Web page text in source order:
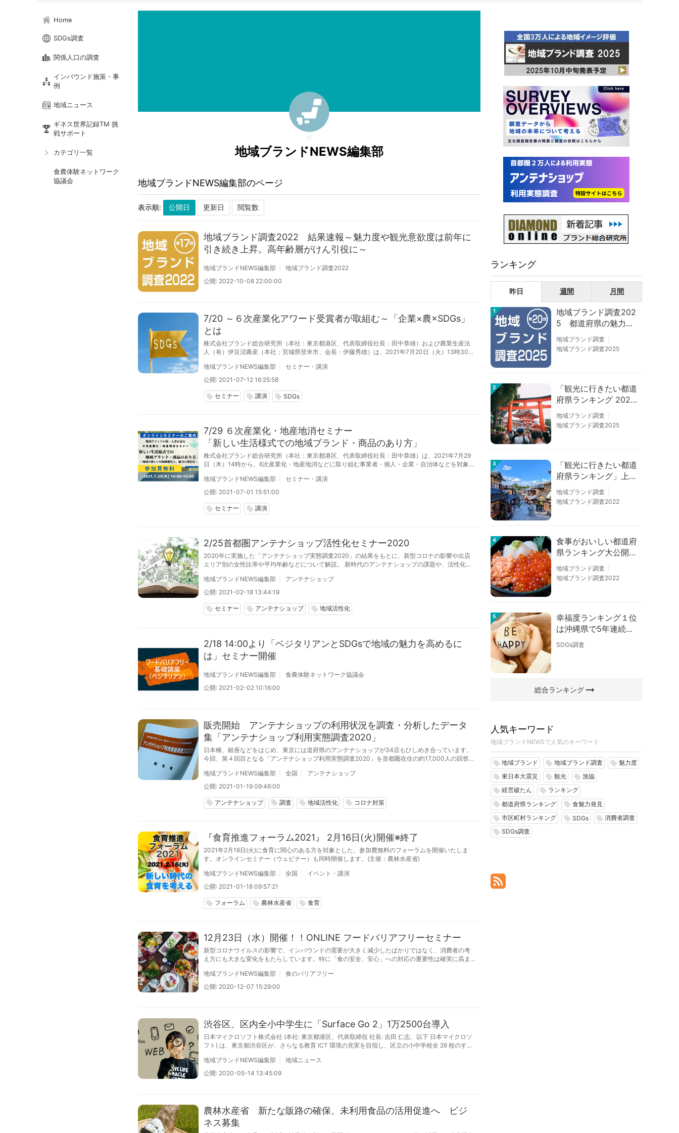
Home
SDGs調査
関係人口の調査
インバウンド施策・事
例
地域ニュース
ギネス世界記録TM 挑
戦サポート
カテゴリ一覧
食農体験ネットワーク
協議会
地域ブランドNEWS編集部
地域ブランドNEWS編集部のページ
表示順:
地域ブランド調査2022 結果速報～魅力度や観光意欲度は前年に
引き続き上昇。高年齢層がけん引役に～
地域ブランドNEWS編集部
地域ブランド調査2022
公開: 2022-10-08 22:00:00
7/20 ～６次産業化アワード受賞者が取組む～「企業×農×SDGs」
とは
株式会社ブランド総合研究所（本社：東京都港区、代表取締役社長：田中章雄）および農業生産法
人（有）伊豆沼農産（本社：宮城県登米市、会長：伊藤秀雄）は、2021年7月20日（火）13時30分
自治体などを対象としたオンラインセミナーを開催します。
地域ブランドNEWS編集部
セミナー・講演
公開: 2021-07-12 16:25:58
local_offer セミナー local_offer 講演 local_offer SDGs
7/29 ６次産業化・地産地消セミナー
「新しい生活様式での地域ブランド・商品のあり方」
株式会社ブランド総合研究所（本社：東京都港区、代表取締役社長：田中章雄）は、2021年7月29
日（木）14時から、6次産業化・地産地消などに取り組む事業者・個人・企業・自治体などを対象と
地域ブランドNEWS編集部
セミナー・講演
公開: 2021-07-01 15:51:00
local_offer セミナー local_offer 講演
2/25首都圏アンテナショップ活性化セミナー2020
2020年に実施した「アンテナショップ実態調査2020」の結果をもとに、新型コロナの影響や出店
エリア別の女性比率や平均年齢などについて解説。 新時代のアンテナショップの課題や、活性化に
地域ブランドNEWS編集部
アンテナショップ
公開: 2021-02-18 13:44:19
local_offer セミナー local_offer アンテナショップ local_offer 地域活性化
2/18 14:00より「ベジタリアンとSDGsで地域の魅力を高めるに
は」セミナー開催
地域ブランドNEWS編集部
食農体験ネットワーク協議会
公開: 2021-02-02 10:16:00
販売開始 アンテナショップの利用状況を調査・分析したデータ
集「アンテナショップ利用実態調査2020」
日本橋、銀座などをはじめ、東京には道府県のアンテナショップが34店もひしめき合っています。
今回、第４回目となる「アンテナショップ利用実態調査2020」を首都圏在住の約17,000人の回答を
地域ブランドNEWS編集部
全国
アンテナショップ
公開: 2021-01-19 09:46:00
local_offer アンテナショップ local_offer 調査 local_offer 地域活性化 local_offer コロナ対策
『食育推進フォーラム2021』 2月16日(火)開催※終了
2021年2月16日(火)に食育に関心のある方を対象とした、参加費無料のフォーラムを開催いたしま
す。オンラインセミナー（ウェビナー）も同時開催します。(主催：農林水産省)
地域ブランドNEWS編集部
全国
イベント・講演
公開: 2021-01-18 09:57:21
local_offer フォーラム local_offer 農林水産省 local_offer 食育
12月23日（水）開催！！ONLINE フードバリアフリーセミナー
新型コロナウイルスの影響で、インバウンドの需要が大きく減少したばかりではなく、消費者の考
え方にも大きな変化をもたらしています。特に「食の安全、安心」への対応の重要性は確実に高ま
で、トラブルになったり、顧客満足度の低下につながっているケースが少なくありません。 そこ
で、本セミナーは、ベジタリアンや食物アレルギーという面での「食の安全、安心」にも対応する
地域ブランドNEWS編集部
食のバリアフリー
公開: 2020-12-07 15:29:00
渋谷区、区内全小中学生に「Surface Go 2」1万2500台導入
日本マイクロソフト株式会社 (本社: 東京都港区、代表取締役 社長: 吉田 仁志、以下 日本マイクロソ
フト) は、東京都渋谷区が、さらなる教育 ICT 環境の充実を目指し、区立の小中学校全 26 校のすべ
ce Go 2」の 12,500 台の導入を決定したことを発表した。
地域ブランドNEWS編集部
地域ニュース
公開: 2020-05-14 13:45:09
農林水産省 新たな販路の確保、未利用食品の活用促進へ ビジ
ネス募集
ランキング
昨日 週間 月間
1
地域ブランド調査202
5 都道府県の魅力度
等調査結果
地域ブランド調査
地域ブランド調査2025
2
「観光に行きたい都道
府県ランキング 202
6」京都は低下、神奈
川上昇
地域ブランド調査
地域ブランド調査2025
3
「観光に行きたい都道
府県ランキング」上位
の順位に変動あり
地域ブランド調査
地域ブランド調査2022
4
食事がおいしい都道府
県ランキング大公開！
１位は北海道、３位は
大阪府、２位は〇〇
地域ブランド調査
地域ブランド調査2022
5
幸福度ランキング１位
は沖縄県で5年連続！
佐賀、愛知が順位上昇
【幸福度調査2026】
SDGs調査
総合ランキングarrow_right_alt
人気キーワード
地域ブランドNEWSで人気のキーワード
local_offer 地域ブランド local_offer 地域ブランド調査 local_offer 魅力度
local_offer 東日本大震災 local_offer 観光 local_offer 漁協
local_offer 経営破たん local_offer ランキング
local_offer 都道府県ランキング local_offer 食魅力発見
local_offer 市区町村ランキング local_offer SDGs local_offer 消費者調査
local_offer SDGs調査